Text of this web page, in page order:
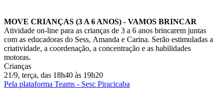
MOVE CRIANÇAS (3 A 6 ANOS) - VAMOS BRINCAR
Atividade on-line para as crianças de 3 a 6 anos brincarem juntas
com as educadoras do Sess, Amanda e Carina. Serão estimuladas a
criatividade, a coordenação, a concentração e as habilidades
motoras.
Crianças
21/9, terça, das 18h40 às 19h20
Pela plataforma Teams - Sesc Piracicaba